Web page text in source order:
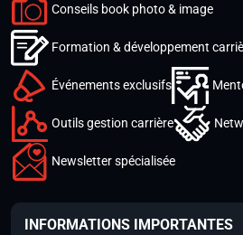
Conseils book photo & image
Formation & développement
Événements exclusifs
Outils gestion carrière
Newsletter spécialisée
INFORMATIONS IMPORTANTES